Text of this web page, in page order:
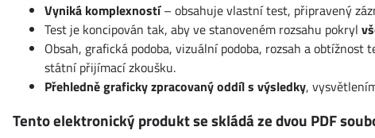
Vyniká komplexností– obsahuje vlastní test, připravený
Test je koncipován tak, aby ve stanoveném rozsahu pokryl
Obsah, grafická podoba, vizuální podoba, rozsah a
státní přijímací zkoušku.
Přehledně graficky zpracovaný oddíl s výsledky,
Tento elektronický produkt se skládá ze dvou PDF